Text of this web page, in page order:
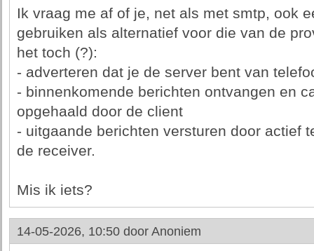
Ik vraag me af of je, net als met smtp, ook
gebruiken als alternatief voor die van de
het toch (?):
- adverteren dat je de server bent van
- binnenkomende berichten ontvangen en
opgehaald door de client
- uitgaande berichten versturen door actief
de receiver.
Mis ik iets?
14-05-2026, 10:50 door Anoniem